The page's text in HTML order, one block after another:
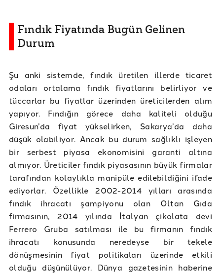
Fındık Fiyatında Bugün Gelinen
Durum
Şu anki sistemde, fındık üretilen illerde ticaret
odaları ortalama fındık fiyatlarını belirliyor ve
tüccarlar bu fiyatlar üzerinden üreticilerden alım
yapıyor. Fındığın görece daha kaliteli olduğu
Giresun’da fiyat yükselirken, Sakarya’da daha
düşük olabiliyor. Ancak bu durum sağlıklı işleyen
bir serbest piyasa ekonomisini garanti altına
almıyor. Üreticiler fındık piyasasının büyük firmalar
tarafından kolaylıkla manipüle edilebildiğini ifade
ediyorlar. Özellikle 2002-2014 yılları arasında
fındık ihracatı şampiyonu olan Oltan Gıda
firmasının, 2014 yılında İtalyan çikolata devi
Ferrero Gruba satılması ile bu firmanın fındık
ihracatı konusunda neredeyse bir tekele
dönüşmesinin fiyat politikaları üzerinde etkili
olduğu düşünülüyor. Dünya gazetesinin haberine